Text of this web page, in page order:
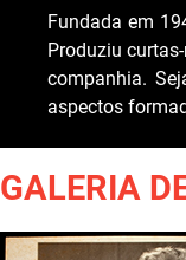
Fundada em
Produziu
companhia.
aspectos
GALERIA